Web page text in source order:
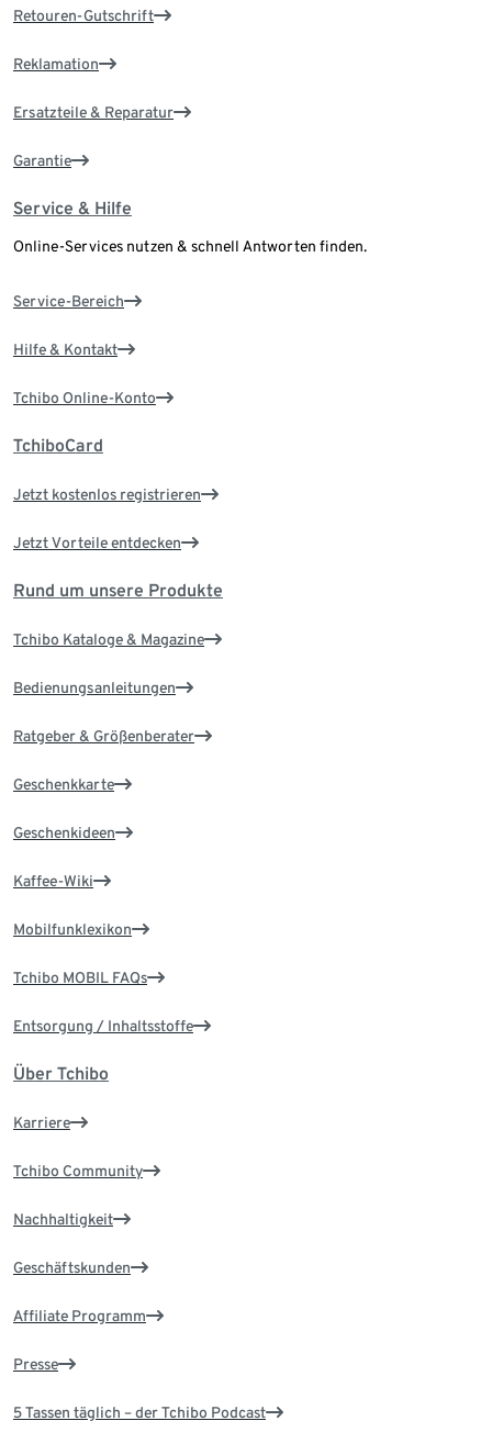
Retouren-Gutschrift
Reklamation
Ersatzteile & Reparatur
Garantie
Service & Hilfe
Online-Services nutzen & schnell Antworten finden.
Service-Bereich
Hilfe & Kontakt
Tchibo Online-Konto
TchiboCard
Jetzt kostenlos registrieren
Jetzt Vorteile entdecken
Rund um unsere Produkte
Tchibo Kataloge & Magazine
Bedienungsanleitungen
Ratgeber & Größenberater
Geschenkkarte
Geschenkideen
Kaffee-Wiki
Mobilfunklexikon
Tchibo MOBIL FAQs
Entsorgung / Inhaltsstoffe
Über Tchibo
Karriere
Tchibo Community
Nachhaltigkeit
Geschäftskunden
Affiliate Programm
Presse
5 Tassen täglich – der Tchibo Podcast